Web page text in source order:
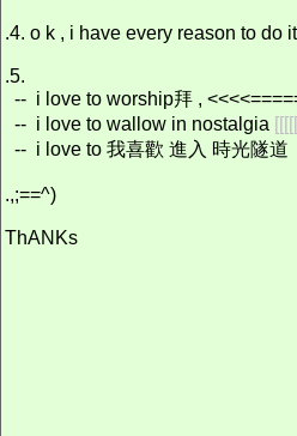
.4. o k , i have every reason to do it
.5.
-- i love to worship拜 ,
-- i love to wallow in nostalgia
-- i love to 我喜歡 進入 時光隧道
.,;==^)
ThANKs